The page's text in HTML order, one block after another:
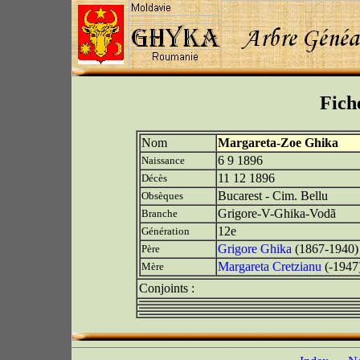
Nom Margareta-Zoe Ghika
Naissance 6 9 1896
Décès 11 12 1896
Obsèques Bucarest - Cim. Bellu
Branche Grigore-V-Ghika-Vodã
Génération 12e
Père Grigore Ghika (1867-1940)
Mère Margareta Cretzianu (-
Conjoints :